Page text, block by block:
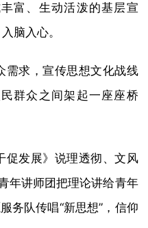
富、生动活泼的基层宣
脑入心。
求，宣传思想文化战线
群众之间架起一座座桥
发展》说理透彻、文风
年讲师团把理论讲给青年
务队传唱“新思想”，信仰